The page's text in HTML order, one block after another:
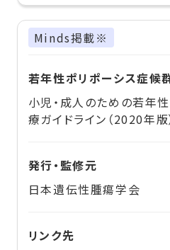
Minds掲載※
若年性ポリポーシス症候
小児・成人のための若年
療ガイドライン（2020年版
発行・監修元
日本遺伝性腫瘍学会
リンク先